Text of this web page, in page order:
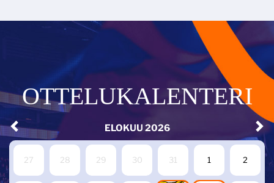
OTTELUKALENTERI
ELOKUU 2026
27 28 29 30 31 1 2